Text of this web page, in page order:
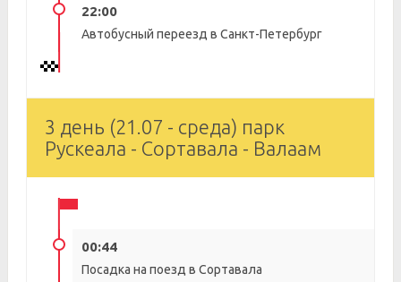
22:00
Автобусный переезд в Санкт-Петербург
3 день (21.07 - среда) парк
Рускеала - Сортавала - Валаам
00:44
Посадка на поезд в Сортавала